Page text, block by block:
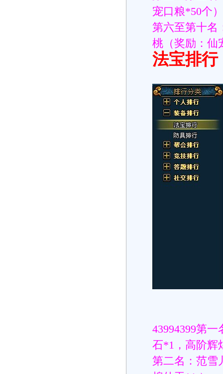
宠口粮*50个）
第六至第十名
桃（奖励：仙
法宝排行
43994399第
石*1，高阶辉
第二名：范雪